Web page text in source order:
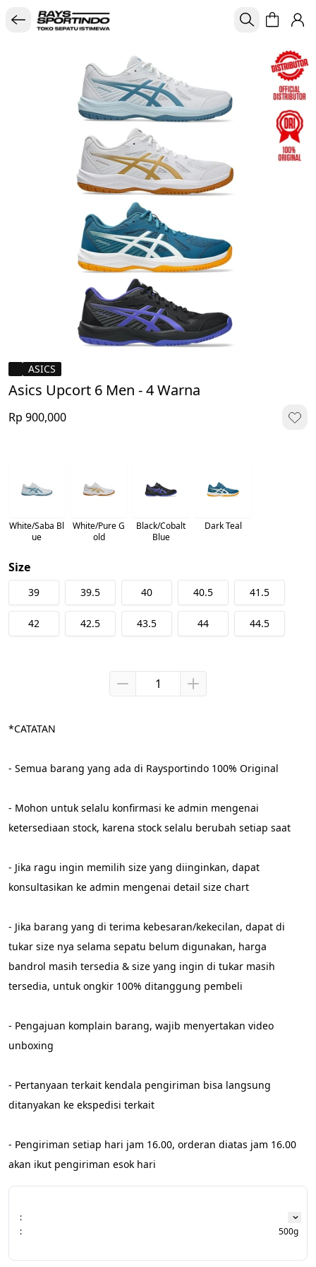
ASICS
Asics Upcort 6 Men - 4 Warna
Rp 900,000
White/Saba Bl
ue
White/Pure G
old
Black/Cobalt
Blue
Dark Teal
Size
39 39.5 40 40.5 41.5
42 42.5 43.5 44 44.5
*CATATAN
- Semua barang yang ada di Raysportindo 100% Original
- Mohon untuk selalu konfirmasi ke admin mengenai
ketersediaan stock, karena stock selalu berubah setiap saat
- Jika ragu ingin memilih size yang diinginkan, dapat
konsultasikan ke admin mengenai detail size chart
- Jika barang yang di terima kebesaran/kekecilan, dapat di
tukar size nya selama sepatu belum digunakan, harga
bandrol masih tersedia & size yang ingin di tukar masih
tersedia, untuk ongkir 100% ditanggung pembeli
- Pengajuan komplain barang, wajib menyertakan video
unboxing
- Pertanyaan terkait kendala pengiriman bisa langsung
ditanyakan ke ekspedisi terkait
​​​​​​​- Pengiriman setiap hari jam 16.00, orderan diatas jam 16.00
akan ikut pengiriman esok hari
:
:
500g